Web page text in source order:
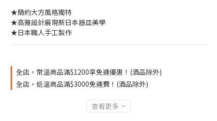
★簡約大方風格獨特
★高雅設計展現新日本器皿美學
★日本職人手工製作
全店，常溫商品滿$1200享免運優惠！(酒品除外)
全店，低溫商品滿$3000免運費！(酒品除外)
查看更多